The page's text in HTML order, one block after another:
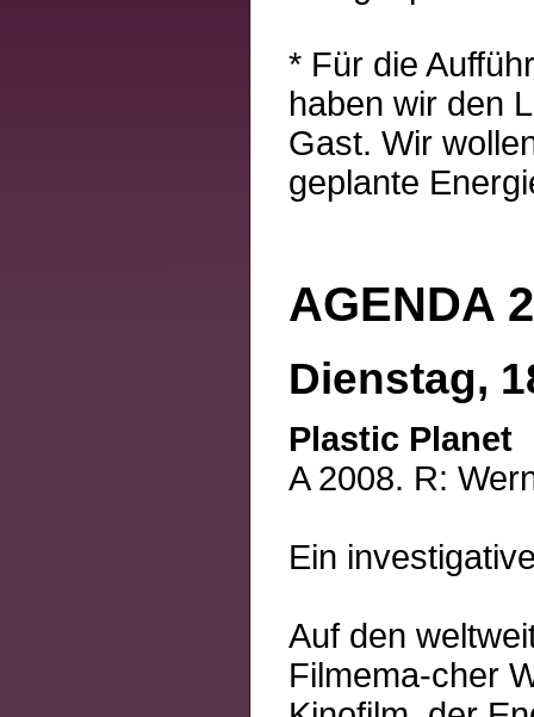
* Für die
haben wir den
Gast. Wir
geplante
AGENDA
Dienstag,
Plastic Planet
A 2008. R:
Ein
Auf den
Filmema-cher